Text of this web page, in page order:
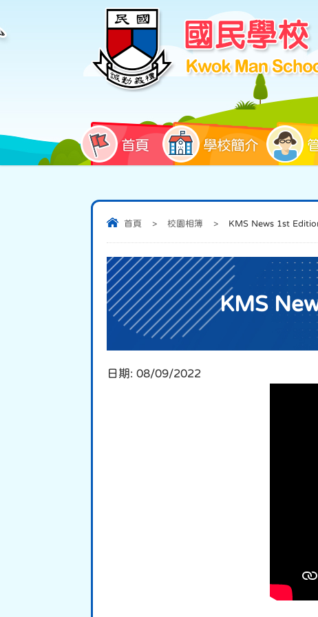
首頁 學校簡介
首頁 > 校園相簿 > KMS News 1st
KMS
日期: 08/09/2022